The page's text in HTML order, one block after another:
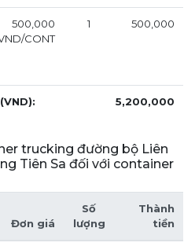
500,000
CONT
1 500,000
5,200,000
trucking đường bộ Liên
Tiên Sa đối với container
Đơn giá
Số
lượng
Thành
tiền